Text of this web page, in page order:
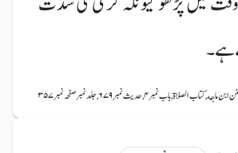
ہے۔
ماجه, کتاب الصلاة, باب نمبر ۴, حدیث نمبر ۶۷۹, جلد نمبر صفحہ نمبر ۳۵۷